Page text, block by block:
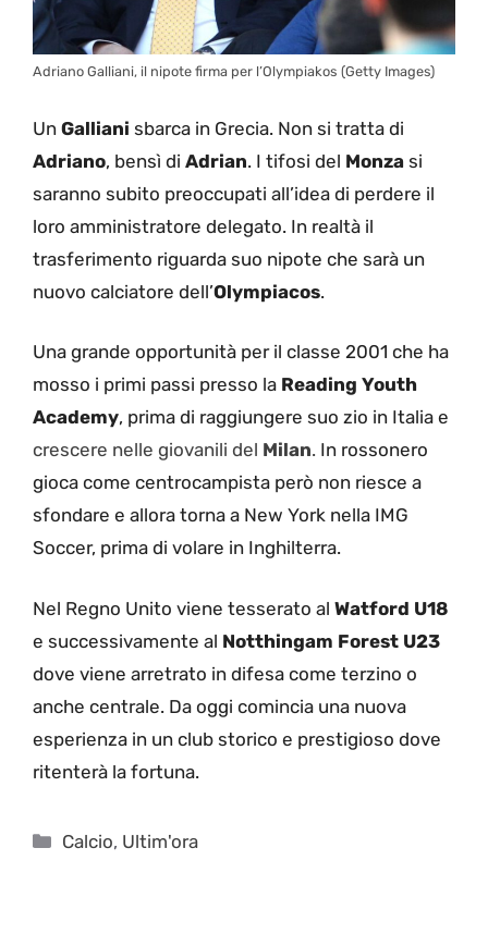
Adriano Galliani, il nipote firma per l’Olympiakos (Getty Images)
Un Galliani sbarca in Grecia. Non si tratta di
Adriano, bensì di Adrian. I tifosi del Monza si
saranno subito preoccupati all’idea di perdere il
loro amministratore delegato. In realtà il
trasferimento riguarda suo nipote che sarà un
nuovo calciatore dell’Olympiacos.
Una grande opportunità per il classe 2001 che ha
mosso i primi passi presso la Reading Youth
Academy, prima di raggiungere suo zio in Italia e
crescere nelle giovanili del Milan. In rossonero
gioca come centrocampista però non riesce a
sfondare e allora torna a New York nella IMG
Soccer, prima di volare in Inghilterra.
Nel Regno Unito viene tesserato al Watford U18
e successivamente al Notthingam Forest U23
dove viene arretrato in difesa come terzino o
anche centrale. Da oggi comincia una nuova
esperienza in un club storico e prestigioso dove
ritenterà la fortuna.
Categorie
Calcio, Ultim'ora